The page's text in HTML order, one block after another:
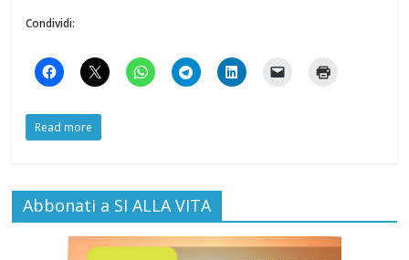
Condividi:
Read more
Abbonati a SI ALLA VITA